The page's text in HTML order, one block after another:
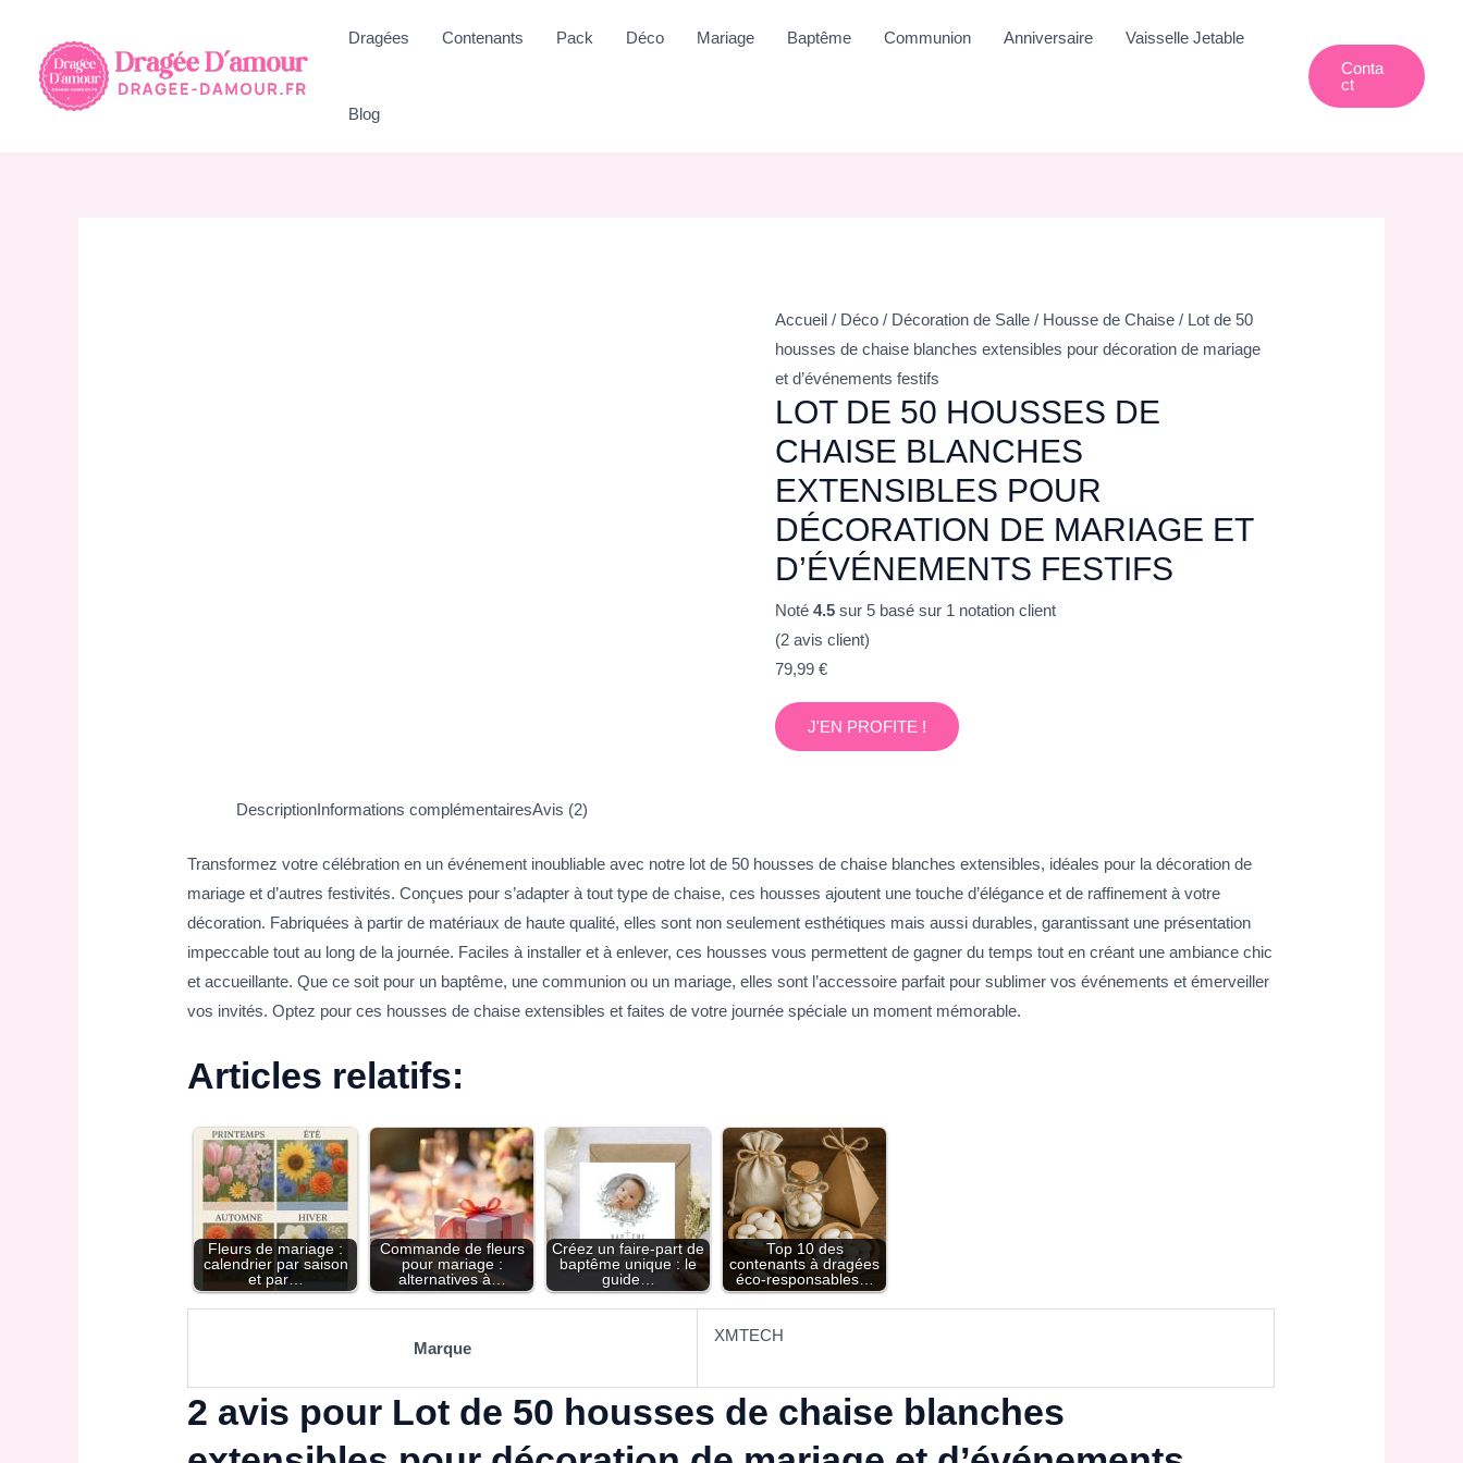
contenu
Dragées Contenants Pack Déco Mariage Baptême Communion Anniversaire Vaisselle Jetable
Blog
Conta
Ct
Accueil / Déco / Décoration de Salle / Housse de Chaise / Lot de 50
housses de chaise blanches extensibles pour décoration de mariage
et d’événements festifs
LOT DE 50 HOUSSES DE
CHAISE BLANCHES
EXTENSIBLES POUR
DÉCORATION DE MARIAGE ET
D’ÉVÉNEMENTS FESTIFS
Noté 4.5 sur 5 basé sur 1 notation client
(2 avis client)
79,99 €
J'EN PROFITE !
DescriptionInformations complémentairesAvis (2)
Transformez votre célébration en un événement inoubliable avec notre lot de 50 housses de chaise blanches extensibles, idéales pour la décoration de
mariage et d’autres festivités. Conçues pour s’adapter à tout type de chaise, ces housses ajoutent une touche d’élégance et de raffinement à votre
décoration. Fabriquées à partir de matériaux de haute qualité, elles sont non seulement esthétiques mais aussi durables, garantissant une présentation
impeccable tout au long de la journée. Faciles à installer et à enlever, ces housses vous permettent de gagner du temps tout en créant une ambiance chic
et accueillante. Que ce soit pour un baptême, une communion ou un mariage, elles sont l’accessoire parfait pour sublimer vos événements et émerveiller
vos invités. Optez pour ces housses de chaise extensibles et faites de votre journée spéciale un moment mémorable.
Articles relatifs:
Fleurs de mariage :
calendrier par saison
et par…
Commande de fleurs
pour mariage :
alternatives à…
Créez un faire-part de
baptême unique : le
guide…
Top 10 des
contenants à dragées
éco-responsables…
Marque
XMTECH
2 avis pour Lot de 50 housses de chaise blanches